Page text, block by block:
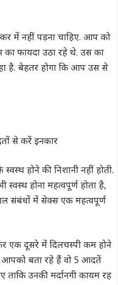
में नहीं पड़ना चाहिए. आप को
फायदा उठा रहे थे. उस का
है. बेहतर होगा कि आप उस से
से करें इनकार
होने की निशानी नहीं होती.
होना महत्वपूर्ण होता है,
संबंधों में सेक्स एक महत्वपूर्ण
एक दूसरे में दिलचस्पी कम होने
बता रहे हैं वो 5 आदतें
ताकि उनकी मर्दानगी कायम रह